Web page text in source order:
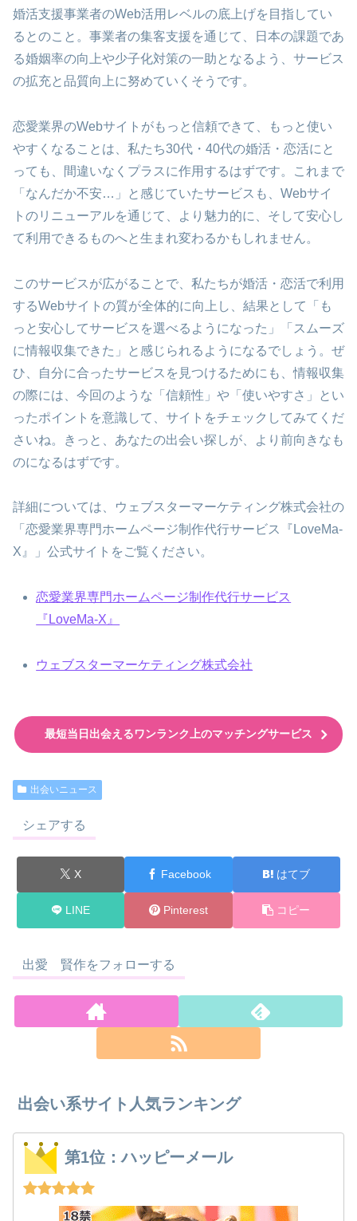
婚活支援事業者のWeb活用レベルの底上げを目指してい
るとのこと。事業者の集客支援を通じて、日本の課題であ
る婚姻率の向上や少子化対策の一助となるよう、サービス
の拡充と品質向上に努めていくそうです。
恋愛業界のWebサイトがもっと信頼できて、もっと使い
やすくなることは、私たち30代・40代の婚活・恋活にと
っても、間違いなくプラスに作用するはずです。これまで
「なんだか不安…」と感じていたサービスも、Webサイ
トのリニューアルを通じて、より魅力的に、そして安心し
て利用できるものへと生まれ変わるかもしれません。
このサービスが広がることで、私たちが婚活・恋活で利用
するWebサイトの質が全体的に向上し、結果として「も
っと安心してサービスを選べるようになった」「スムーズ
に情報収集できた」と感じられるようになるでしょう。ぜ
ひ、自分に合ったサービスを見つけるためにも、情報収集
の際には、今回のような「信頼性」や「使いやすさ」とい
ったポイントを意識して、サイトをチェックしてみてくだ
さいね。きっと、あなたの出会い探しが、より前向きなも
のになるはずです。
詳細については、ウェブスターマーケティング株式会社の
「恋愛業界専門ホームページ制作代行サービス『LoveMa-
X』」公式サイトをご覧ください。
恋愛業界専門ホームページ制作代行サービス
『LoveMa-X』
ウェブスターマーケティング株式会社
最短当日出会えるワンランク上のマッチングサービス
出会いニュース
シェアする
X Facebook はてブ
LINE Pinterest コピー
出愛 賢作をフォローする
出会い系サイト人気ランキング
第1位：ハッピーメール